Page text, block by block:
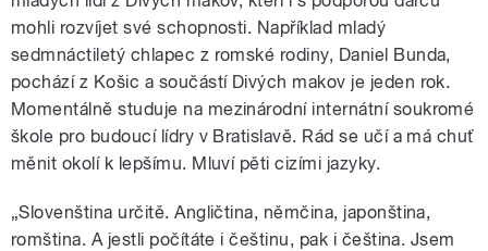
mohli rozvíjet své schopnosti. Například mladý
sedmnáctiletý chlapec z romské rodiny, Daniel Bunda,
pochází z Košic a součástí Divých makov je jeden rok.
Momentálně studuje na mezinárodní internátní soukromé
škole pro budoucí lídry v Bratislavě. Rád se učí a má chuť
měnit okolí k lepšímu. Mluví pěti cizími jazyky.
„Slovenština určitě. Angličtina, němčina, japonština,
romština. A jestli počítáte i češtinu, pak i čeština. Jsem